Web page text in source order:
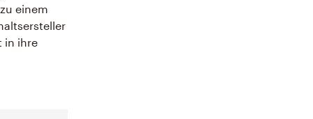
einem
in ihre